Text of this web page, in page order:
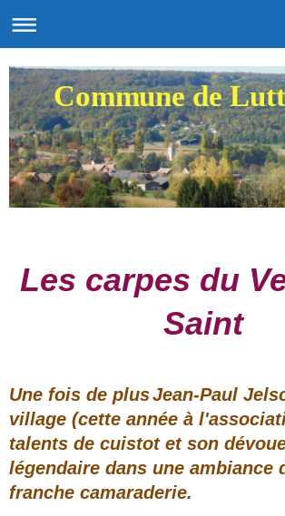
Commune de
Les carpes du
Saint
Une fois de plusJean-Paul
village (cette année à
talents de cuistot et son
légendaire dans une ambiance
franche camaraderie.